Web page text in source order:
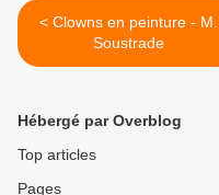
< Clowns en peinture - M.
Soustrade
Hébergé par Overblog
Top articles
Pages